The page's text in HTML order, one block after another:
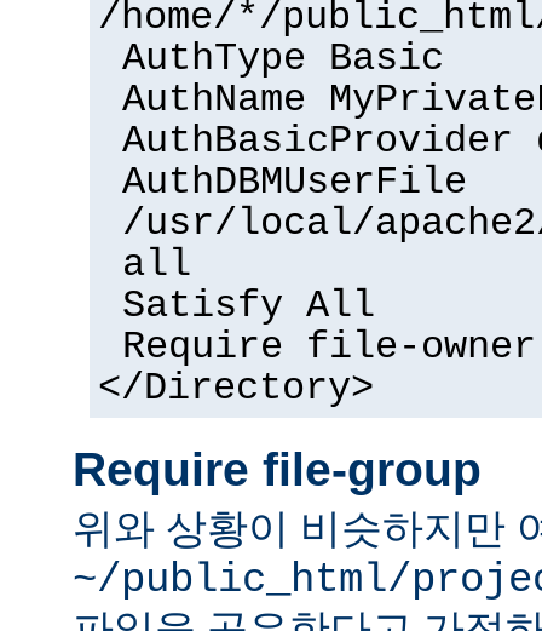
/home/*/
AuthType Basic
AuthName
AuthBasicProvider
AuthDBMUserFile
/usr/local/
all
Satisfy All
Require file-owner
</Directory>
Require file-group
위와 상황이 비슷하지만
~/public_html/